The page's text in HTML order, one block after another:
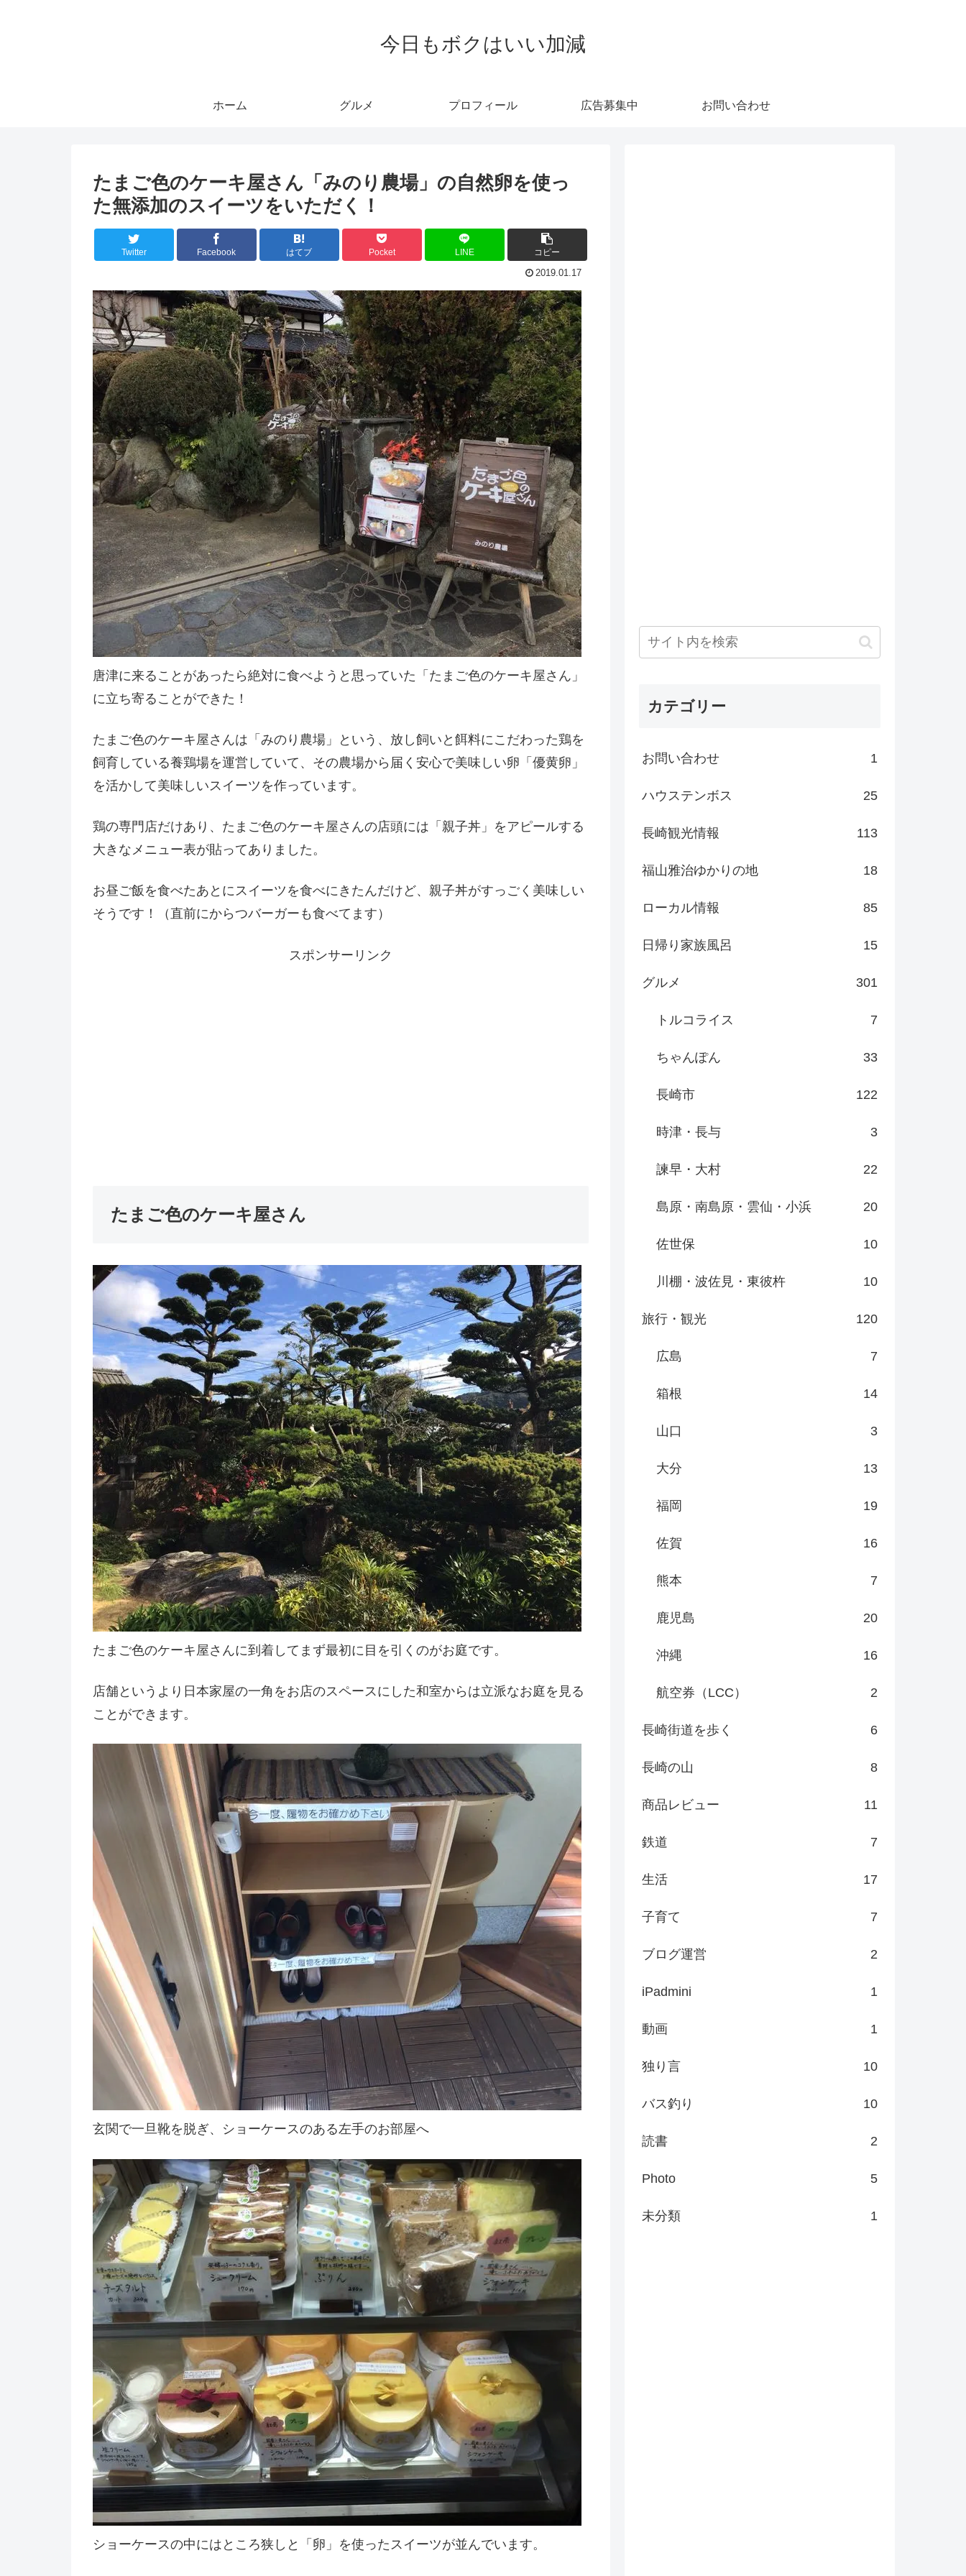
今日もボクはいい加減
ホーム グルメ プロフィール 広告募集中 お問い合わせ
たまご色のケーキ屋さん「みのり農場」の自然卵を使っ
た無添加のスイーツをいただく！
Twitter Facebook はてブ Pocket LINE コピー
2019.01.17
唐津に来ることがあったら絶対に食べようと思っていた「たまご色のケーキ屋さん」
に立ち寄ることができた！
たまご色のケーキ屋さんは「みのり農場」という、放し飼いと餌料にこだわった鶏を
飼育している養鶏場を運営していて、その農場から届く安心で美味しい卵「優黄卵」
を活かして美味しいスイーツを作っています。
鶏の専門店だけあり、たまご色のケーキ屋さんの店頭には「親子丼」をアピールする
大きなメニュー表が貼ってありました。
お昼ご飯を食べたあとにスイーツを食べにきたんだけど、親子丼がすっごく美味しい
そうです！（直前にからつバーガーも食べてます）
スポンサーリンク
たまご色のケーキ屋さん
たまご色のケーキ屋さんに到着してまず最初に目を引くのがお庭です。
店舗というより日本家屋の一角をお店のスペースにした和室からは立派なお庭を見る
ことができます。
玄関で一旦靴を脱ぎ、ショーケースのある左手のお部屋へ
ショーケースの中にはところ狭しと「卵」を使ったスイーツが並んでいます。
カテゴリー
お問い合わせ 1
ハウステンボス 25
長崎観光情報 113
福山雅治ゆかりの地 18
ローカル情報 85
日帰り家族風呂 15
グルメ 301
トルコライス 7
ちゃんぽん 33
長崎市 122
時津・長与 3
諫早・大村 22
島原・南島原・雲仙・小浜 20
佐世保 10
川棚・波佐見・東彼杵 10
旅行・観光 120
広島 7
箱根 14
山口 3
大分 13
福岡 19
佐賀 16
熊本 7
鹿児島 20
沖縄 16
航空券（LCC） 2
長崎街道を歩く 6
長崎の山 8
商品レビュー 11
鉄道 7
生活 17
子育て 7
ブログ運営 2
iPadmini 1
動画 1
独り言 10
バス釣り 10
読書 2
Photo 5
未分類 1